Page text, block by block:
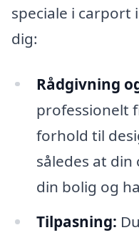
speciale i carport
dig:
Rådgivning
professionelt
forhold til
således at
din bolig og
Tilpasning: